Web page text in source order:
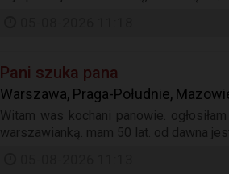
Pani szuka pana
Warszawa, Praga-Południe,
Witam was kochani panowie.
warszawianką. mam 50 lat. od dawna